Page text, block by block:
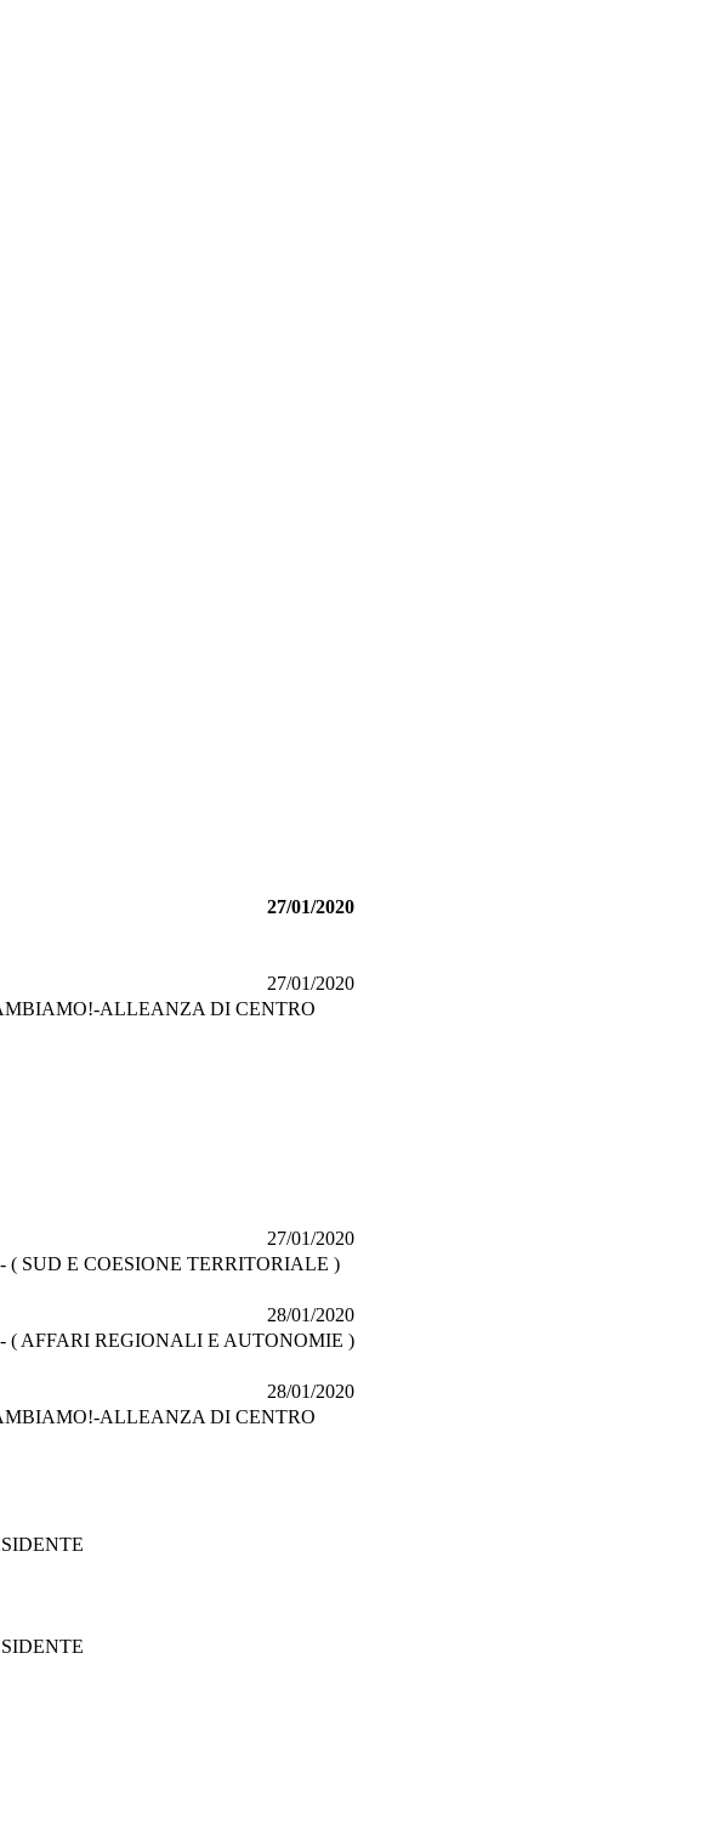
27/01/2020
27/01/2020
ALLEANZA DI CENTRO
27/01/2020
SUD E COESIONE TERRITORIALE )
28/01/2020
( AFFARI REGIONALI E AUTONOMIE )
28/01/2020
ALLEANZA DI CENTRO